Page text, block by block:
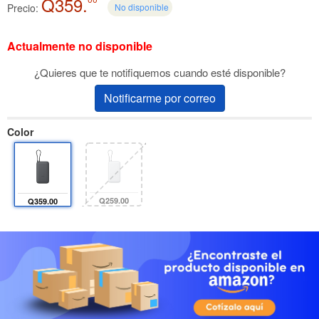
Precio: No disponible
Actualmente no disponible
¿Quieres que te notifiquemos cuando esté disponible?
Notificarme por correo
Color
Q359.00 Q259.00